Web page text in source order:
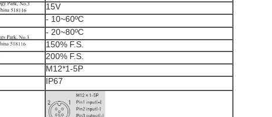
15V
- 10~60ºC
- 20~80ºC
150% F.S.
200% F.S.
M12*1-5P
IP67